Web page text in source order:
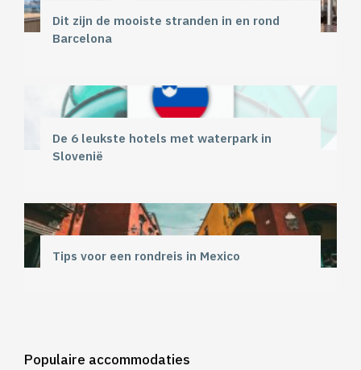
Dit zijn de mooiste stranden in en rond
Barcelona
De 6 leukste hotels met waterpark in
Slovenië
Tips voor een rondreis in Mexico
Populaire accommodaties